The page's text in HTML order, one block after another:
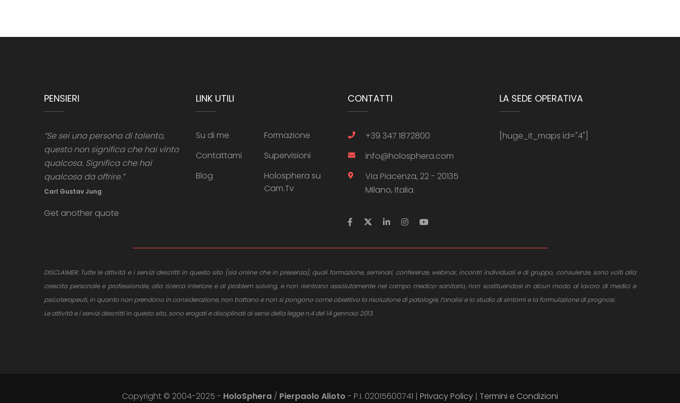
PENSIERI
“Se sei una persona di talento,
questo non significa che hai vinto
qualcosa. Significa che hai
qualcosa da offrire.”
Carl Gustav Jung
Get another quote
LINK UTILI
Su di me
Formazione
Contattami
Supervisioni
Blog
Holosphera su
Cam.Tv
CONTATTI
+39 347 1872800
info@holosphera.com
Via Piacenza, 22 - 20135
Milano, Italia.
LA SEDE OPERATIVA
[huge_it_maps id="4"]
DISCLAIMER: Tutte le attività e i servizi descritti in questo sito (sia online che in presenza), quali formazione, seminari, conferenze, webinar, incontri individuali e di gruppo, consulenze, sono volti alla
crescita personale e professionale, alla ricerca interiore e al problem solving, e non rientrano assolutamente nel campo medico-sanitario, non sostituendosi in alcun modo al lavoro di medici e
psicoterapeuti, in quanto non prendono in considerazione, non trattano e non si pongono come obiettivo la risoluzione di patologie, l’analisi e lo studio di sintomi e la formulazione di prognosi.
Le attività e i servizi descritti in questo sito, sono erogati e disciplinati ai sensi della legge n.4 del 14 gennaio 2013.
Copyright © 2004-2025 - HoloSphera / Pierpaolo Alioto - P.I. 02015600741 | Privacy Policy | Termini e Condizioni